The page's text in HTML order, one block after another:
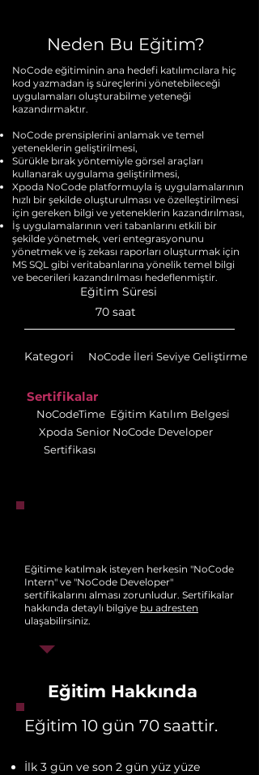
Neden Bu Eğitim?
NoCode eğitiminin ana hedefi katılımcılara hiç
kod yazmadan iş süreçlerini yönetebileceği
uygulamaları oluşturabilme yeteneği
kazandırmaktır.
NoCode prensiplerini anlamak ve temel
yeteneklerin geliştirilmesi,
Sürükle bırak yöntemiyle görsel araçları
kullanarak uygulama geliştirilmesi,
Xpoda NoCode platformuyla iş uygulamalarının
hızlı bir şekilde oluşturulması ve özelleştirilmesi
için gereken bilgi ve yeteneklerin kazandırılması,
İş uygulamalarının veri tabanlarını etkili bir
şekilde yönetmek, veri entegrasyonunu
yönetmek ve iş zekası raporları oluşturmak için
MS SQL gibi veritabanlarına yönelik temel bilgi
ve becerileri kazandırılması hedeflenmiştir.
70 saat
Eğitim Süresi
NoCode İleri Seviye Geliştirme
Kategori
Sertifikalar
NoCodeTime Eğitim Katılım Belgesi
Xpoda Senior NoCode Developer
Sertifikası
Eğitime katılmak isteyen herkesin "NoCode
Intern" ve "NoCode Developer"
sertifikalarını alması zorunludur. Sertifikalar
hakkında detaylı bilgiye bu adresten
ulaşabilirsiniz.
Eğitim Hakkında
Eğitim 10 gün 70 saattir.
İlk 3 gün ve son 2 gün yüz yüze